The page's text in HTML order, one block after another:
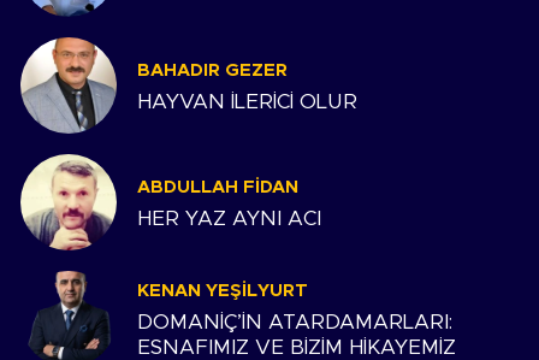
BAHADIR GEZER
HAYVAN İLERİCİ OLUR
ABDULLAH FIDAN
HER YAZ AYNI ACI
KENAN YEŞILYURT
DOMANİÇ’İN ATARDAMARLARI:
ESNAFIMIZ VE BİZİM HİKAYEMİZ